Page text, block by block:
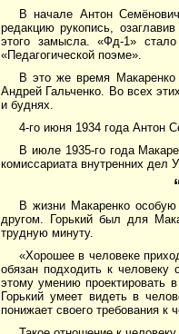
В начале Антон
редакцию рукопись,
этого замысла. «Фд-1»
«Педагогической поэме».
В это же время Макаренко
Андрей Гальченко. Во всех
и буднях.
4-го июня 1934 года Антон
В июле 1935-го года
комиссариата внутренних
В жизни Макаренко
другом. Горький был для
трудную минуту.
«Хорошее в человеке
обязан подходить к человеку
этому умению проектировать
Горький умеет видеть в
понижает своего требования